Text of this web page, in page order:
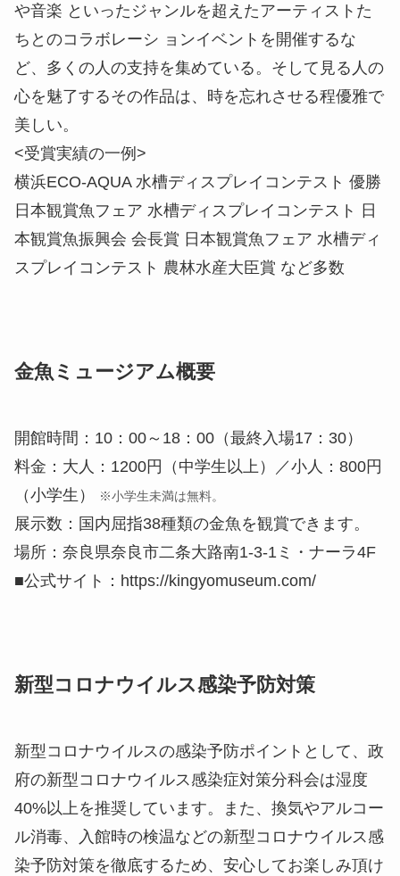
や音楽 といったジャンルを超えたアーティストた
ちとのコラボレーシ ョンイベントを開催するな
ど、多くの人の支持を集めている。そして見る人の
心を魅了するその作品は、時を忘れさせる程優雅で
美しい。
<受賞実績の一例>
横浜ECO-AQUA 水槽ディスプレイコンテスト 優勝
日本観賞魚フェア 水槽ディスプレイコンテスト 日
本観賞魚振興会 会長賞 日本観賞魚フェア 水槽ディ
スプレイコンテスト 農林水産大臣賞 など多数
金魚ミュージアム概要
開館時間：10：00～18：00（最終入場17：30）
料金：大人：1200円（中学生以上）／小人：800円
（小学生）
※小学生未満は無料。
展示数：国内屈指38種類の金魚を観賞できます。
場所：奈良県奈良市二条大路南1‐3‐1ミ・ナーラ4F
■公式サイト：https://kingyomuseum.com/
新型コロナウイルス感染予防対策
新型コロナウイルスの感染予防ポイントとして、政
府の新型コロナウイルス感染症対策分科会は湿度
40%以上を推奨しています。また、換気やアルコー
ル消毒、入館時の検温などの新型コロナウイルス感
染予防対策を徹底するため、安心してお楽しみ頂け